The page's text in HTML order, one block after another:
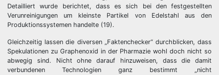
Detailliert wurde berichtet, dass es sich bei den festgestellten
Verunreinigungen um kleinste Partikel von Edelstahl aus den
Produktionssystemen handelte (19).
Gleichzeitig lassen die diversen „Faktenchecker“ durchblicken, dass
Spekulationen zu Graphenoxid in der Pharmazie wohl doch nicht so
abwegig sind. Nicht ohne darauf hinzuweisen, dass die damit
verbundenen Technologien ganz bestimmt „nicht